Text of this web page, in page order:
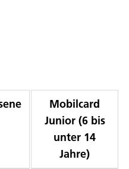
Mobilcard
Junior (6 bis
unter 14
Jahre)